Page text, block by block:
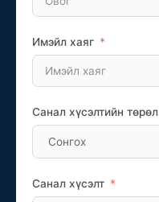
Имэйл хаяг
Санал хүсэлтийн төрөл
Санал хүсэлт